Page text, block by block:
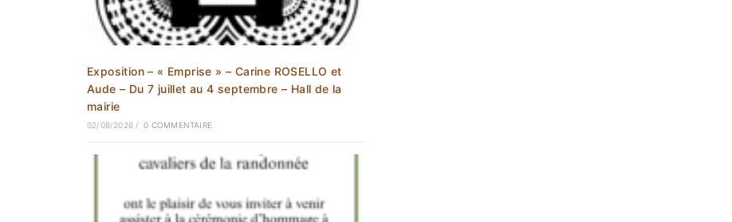
Exposition – « Emprise » – Carine ROSELLO et
Aude – Du 7 juillet au 4 septembre – Hall de la
mairie
02/08/2026 / 0 COMMENTAIRE